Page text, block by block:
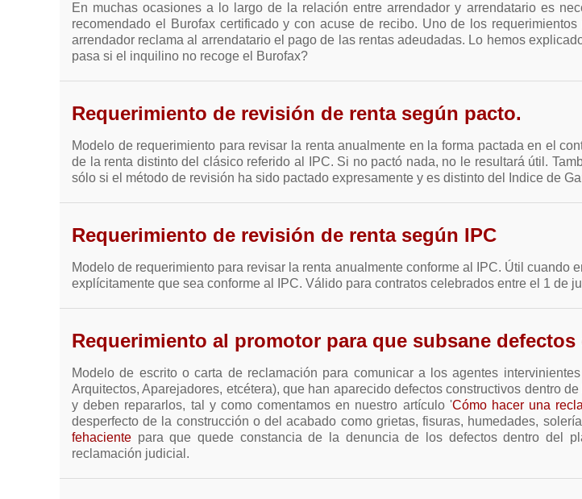
En muchas ocasiones a lo largo de la relación entre arrendador y arrendatario es
recomendado el Burofax certificado y con acuse de recibo. Uno de los
arrendador reclama al arrendatario el pago de las rentas adeudadas. Lo hemos
pasa si el inquilino no recoge el Burofax?
Requerimiento de revisión de renta según pacto.
Modelo de requerimiento para revisar la renta anualmente en la forma pactada en el
de la renta distinto del clásico referido al IPC. Si no pactó nada, no le resultará útil.
sólo si el método de revisión ha sido pactado expresamente y es distinto del Indice de
Requerimiento de revisión de renta según IPC
Modelo de requerimiento para revisar la renta anualmente conforme al IPC. Útil
explícitamente que sea conforme al IPC. Válido para contratos celebrados entre el 1 de
Requerimiento al promotor para que subsane
Modelo de escrito o carta de reclamación para comunicar a los agentes
Arquitectos, Aparejadores, etcétera), que han aparecido defectos constructivos dentro
y deben repararlos, tal y como comentamos en nuestro artículo 'Cómo hacer una
desperfecto de la construcción o del acabado como grietas, fisuras, humedades,
fehaciente para que quede constancia de la denuncia de los defectos dentro del
reclamación judicial.